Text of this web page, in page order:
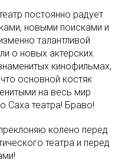
постоянно радует
новыми поисками и
талантливой
о новых актерских
кинофильмах,
основной костяк
на весь мир
Саха театра! Браво!
колено перед
театра и перед